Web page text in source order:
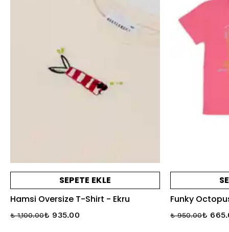
SEPETE EKLE
Hamsi Oversize T-Shirt - Ekru
₺ 1,100.00₺ 935.00
Funky
₺ 950.00₺